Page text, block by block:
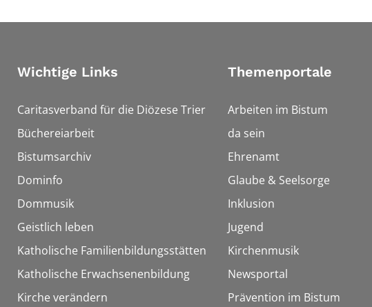
Wichtige Links
Caritasverband für die Diözese Trier
Büchereiarbeit
Bistumsarchiv
Dominfo
Dommusik
Geistlich leben
Katholische Familienbildungsstätten
Katholische Erwachsenenbildung
Kirche verändern
Themenportale
Arbeiten im Bistum
da sein
Ehrenamt
Glaube & Seelsorge
Inklusion
Jugend
Kirchenmusik
Newsportal
Prävention im Bistum